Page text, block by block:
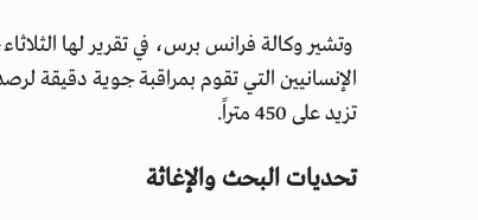
وتشير وكالة فرانس برس، في تقرير لها
الإنسانيين التي تقوم بمراقبة جوية دقيقة
تزيد على 450 متراً.
تحديات البحث والإغاثة